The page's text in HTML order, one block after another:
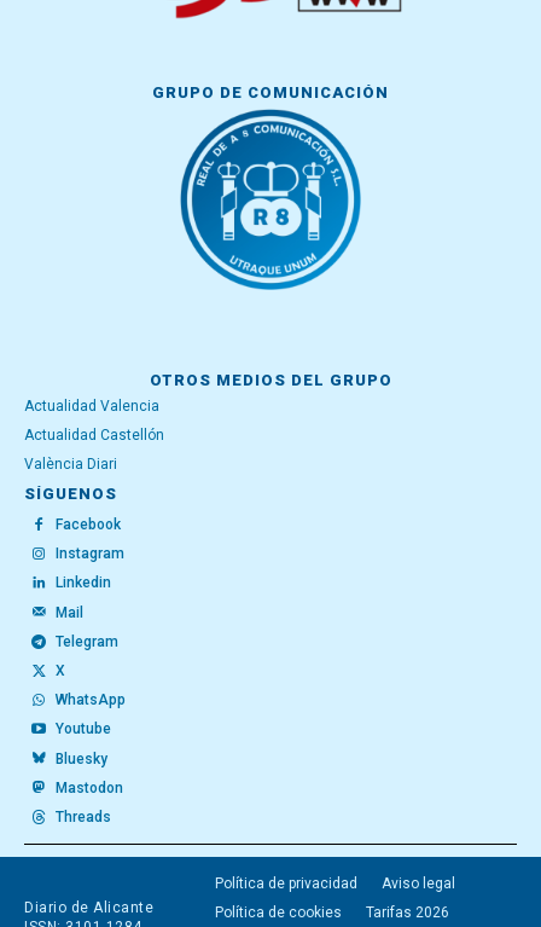
GRUPO DE COMUNICACIÓN
OTROS MEDIOS DEL GRUPO
Actualidad Valencia
Actualidad Castellón
València Diari
SÍGUENOS
Facebook
Instagram
Linkedin
Mail
Telegram
X
WhatsApp
Youtube
Bluesky
Mastodon
Threads
Diario de Alicante
Política de privacidad
Aviso legal
Política de cookies
Tarifas 2026